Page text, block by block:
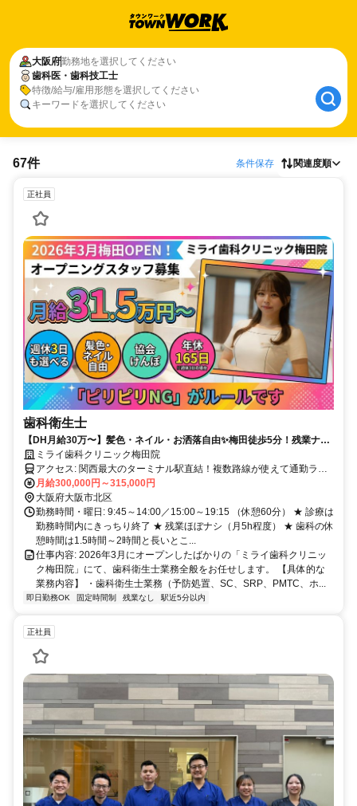
大阪府勤務地を選択してください
歯科医・歯科技工士
特徴/給与/雇用形態を選択してください
キーワードを選択してください
67件 条件保存 関連度順
正社員
歯科衛生士
【DH月給30万〜】髪色・ネイル・お洒落自由✨梅田徒歩5分！残業ナシ
×朝礼・終礼ナシの「ピリピリNG」宣言✨人間関係の悩みを卒業できる
新しいクリニックです。
ミライ歯科クリニック梅田院
アクセス: 関西最大のターミナル駅直結！複数路線が使えて通勤ラク
ラクです✨ ・阪急電鉄「大阪梅田駅」より徒歩5分 ・Osaka
Metro（地下鉄）御堂筋線「梅田駅」より徒歩5分 ・JR各線「大阪
駅」より徒歩5分 ・Osaka Metro（地下鉄）谷町線「東梅田駅」より
徒歩5分 ・Osaka Metro（地下鉄）四つ橋線「西梅田駅」より徒歩1分
・阪神電鉄「大阪梅田駅」より徒歩5分
月給300,000円～315,000円
大阪府大阪市北区
勤務時間・曜日: 9:45～14:00／15:00～19:15 （休憩60分） ★ 診療は
勤務時間内にきっちり終了 ★ 残業ほぼナシ（月5h程度） ★ 歯科の休
憩時間は1.5時間～2時間と長いとこ...
仕事内容: 2026年3月にオープンしたばかりの「ミライ歯科クリニッ
ク梅田院」にて、歯科衛生士業務全般をお任せします。 【具体的な
業務内容】 ・歯科衛生士業務（予防処置、SC、SRP、PMTC、ホ...
即日勤務OK 固定時間制 残業なし 駅近5分以内
正社員